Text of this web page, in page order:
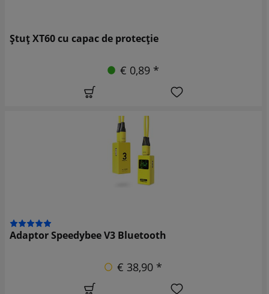
Ștuț XT60 cu capac de protecție
€ 0,89 *
Adaptor Speedybee V3 Bluetooth
€ 38,90 *